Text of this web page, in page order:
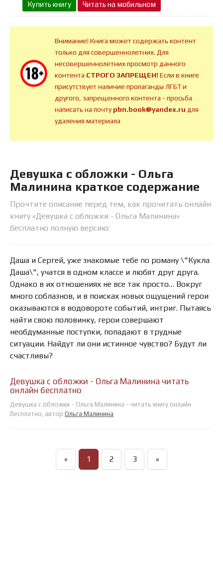
Купить книгу Читать на мобильном
Внимание! Книга может содержать контент
только для совершеннолетних. Для
несовершеннолетних просмотр данного
контента СТРОГО ЗАПРЕЩЕН!Если в книге
присутствует наличие пропаганды ЛГБТ и
другого, запрещенного контента - просьба
написать на почтуpbn.book@yandex.ru для
удаления материала
Девушка с обложки - Ольга
Малинина краткое содержание
Прочтите описание перед тем, как прочитать онлайн
книгу «Девушка с обложки - Ольга Малинина»
бесплатно полную версию:
Даша и Сергей, уже знакомые тебе по роману \"Кукла
Даша\", учатся в одном классе и любят друг друга.
Однако в их отношениях не все так просто… Вокруг
много соблазнов, и в поисках новых ощущений герои
оказываются в водовороте событий, интриг. Пытаясь
найти свою половинку, герои совершают
необдуманные поступки, попадают в трудные
ситуации. Найдут ли они истинное чувство? Будут ли
счастливы?
Девушка с обложки - Ольга Малинина читать
онлайн бесплатно
Девушка с обложки - Ольга Малинина - читать книгу онлайн
бесплатно, автор Ольга Малинина
« 1 2 3 »